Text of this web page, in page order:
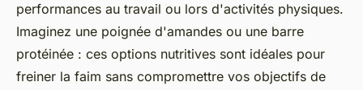
performances au travail ou lors d'activités physiques.
Imaginez une poignée d'amandes ou une barre
protéinée : ces options nutritives sont idéales pour
freiner la faim sans compromettre vos objectifs de